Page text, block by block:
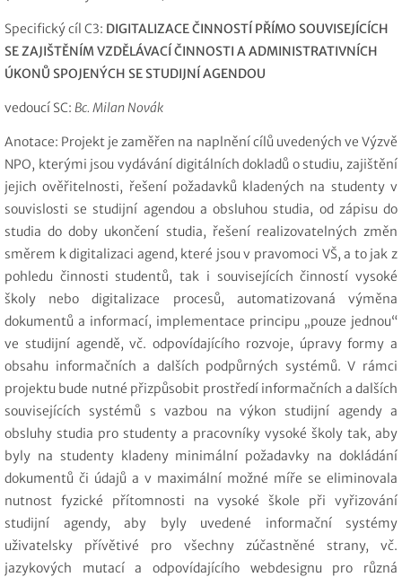
Specifický cíl C3: DIGITALIZACE ČINNOSTÍ PŘÍMO SOUVISEJÍCÍCH
SE ZAJIŠTĚNÍM VZDĚLÁVACÍ ČINNOSTI A ADMINISTRATIVNÍCH
ÚKONŮ SPOJENÝCH SE STUDIJNÍ AGENDOU
vedoucí SC: Bc. Milan Novák
Anotace: Projekt je zaměřen na naplnění cílů uvedených ve Výzvě
NPO, kterými jsou vydávání digitálních dokladů o studiu, zajištění
jejich ověřitelnosti, řešení požadavků kladených na studenty v
souvislosti se studijní agendou a obsluhou studia, od zápisu do
studia do doby ukončení studia, řešení realizovatelných změn
směrem k digitalizaci agend, které jsou v pravomoci VŠ, a to jak z
pohledu činnosti studentů, tak i souvisejících činností vysoké
školy nebo digitalizace procesů, automatizovaná výměna
dokumentů a informací, implementace principu „pouze jednou“
ve studijní agendě, vč. odpovídajícího rozvoje, úpravy formy a
obsahu informačních a dalších podpůrných systémů. V rámci
projektu bude nutné přizpůsobit prostředí informačních a dalších
souvisejících systémů s vazbou na výkon studijní agendy a
obsluhy studia pro studenty a pracovníky vysoké školy tak, aby
byly na studenty kladeny minimální požadavky na dokládání
dokumentů či údajů a v maximální možné míře se eliminovala
nutnost fyzické přítomnosti na vysoké škole při vyřizování
studijní agendy, aby byly uvedené informační systémy
uživatelsky přívětivé pro všechny zúčastněné strany, vč.
jazykových mutací a odpovídajícího webdesignu pro různá